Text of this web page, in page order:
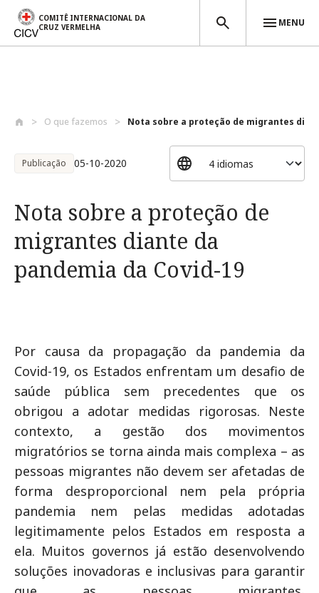
COMITÊ INTERNACIONAL DA
CRUZ VERMELHA
MENU
O que fazemos Nota sobre a proteção de migrantes
Publicação 05-10-2020
Nota sobre a proteção de
migrantes diante da
pandemia da Covid-19
Por causa da propagação da pandemia da
Covid-19, os Estados enfrentam um desafio de
saúde pública sem precedentes que os
obrigou a adotar medidas rigorosas. Neste
contexto, a gestão dos movimentos
migratórios se torna ainda mais complexa – as
pessoas migrantes não devem ser afetadas de
forma desproporcional nem pela própria
pandemia nem pelas medidas adotadas
legitimamente pelos Estados em resposta a
ela. Muitos governos já estão desenvolvendo
soluções inovadoras e inclusivas para garantir